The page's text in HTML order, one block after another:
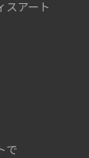
スアート
で